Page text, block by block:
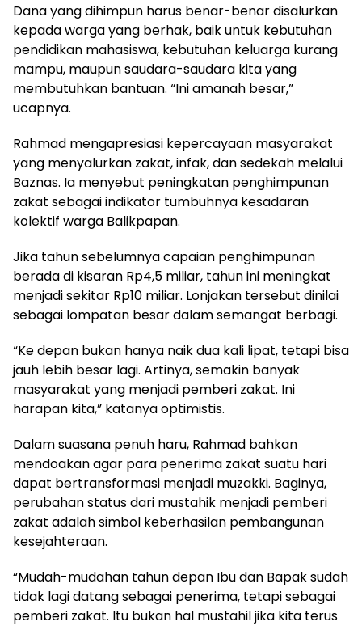
Dana yang dihimpun harus benar-benar disalurkan
kepada warga yang berhak, baik untuk kebutuhan
pendidikan mahasiswa, kebutuhan keluarga kurang
mampu, maupun saudara-saudara kita yang
membutuhkan bantuan. “Ini amanah besar,”
ucapnya.
Rahmad mengapresiasi kepercayaan masyarakat
yang menyalurkan zakat, infak, dan sedekah melalui
Baznas. Ia menyebut peningkatan penghimpunan
zakat sebagai indikator tumbuhnya kesadaran
kolektif warga Balikpapan.
Jika tahun sebelumnya capaian penghimpunan
berada di kisaran Rp4,5 miliar, tahun ini meningkat
menjadi sekitar Rp10 miliar. Lonjakan tersebut dinilai
sebagai lompatan besar dalam semangat berbagi.
“Ke depan bukan hanya naik dua kali lipat, tetapi bisa
jauh lebih besar lagi. Artinya, semakin banyak
masyarakat yang menjadi pemberi zakat. Ini
harapan kita,” katanya optimistis.
Dalam suasana penuh haru, Rahmad bahkan
mendoakan agar para penerima zakat suatu hari
dapat bertransformasi menjadi muzakki. Baginya,
perubahan status dari mustahik menjadi pemberi
zakat adalah simbol keberhasilan pembangunan
kesejahteraan.
“Mudah-mudahan tahun depan Ibu dan Bapak sudah
tidak lagi datang sebagai penerima, tetapi sebagai
pemberi zakat. Itu bukan hal mustahil jika kita terus